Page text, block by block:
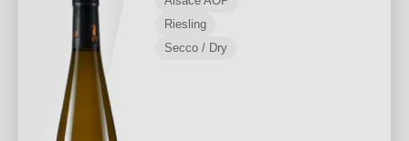
Riesling
Secco / Dry